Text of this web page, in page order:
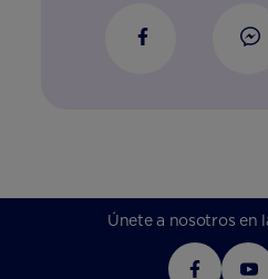
Únete a nosotros en